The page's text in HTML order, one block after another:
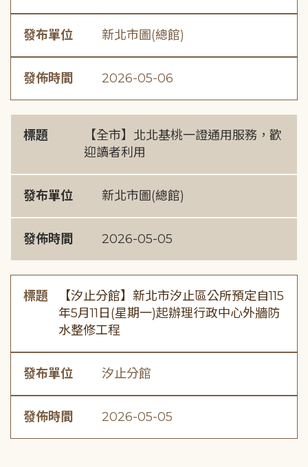
發布單位 新北市圖(總館)
發佈時間 2026-05-06
標題
【全市】北北基桃一證通用服務，歡
迎讀者利用
發布單位 新北市圖(總館)
發佈時間 2026-05-05
標題
【汐止分館】新北市汐止區公所預定自115
年5月11日(星期一)起辦理行政中心外牆防
水整修工程
發布單位 汐止分館
發佈時間 2026-05-05